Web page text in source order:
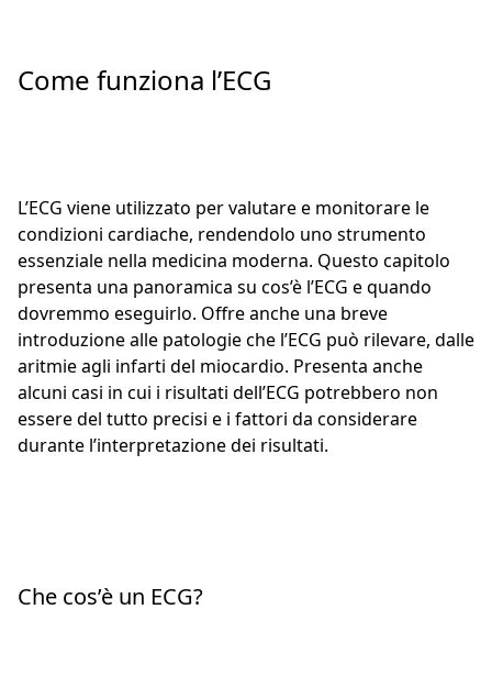
Come funziona l’ECG
L’ECG viene utilizzato per valutare e monitorare le
condizioni cardiache, rendendolo uno strumento
essenziale nella medicina moderna. Questo capitolo
presenta una panoramica su cos’è l’ECG e quando
dovremmo eseguirlo. Offre anche una breve
introduzione alle patologie che l’ECG può rilevare, dalle
aritmie agli infarti del miocardio. Presenta anche
alcuni casi in cui i risultati dell’ECG potrebbero non
essere del tutto precisi e i fattori da considerare
durante l’interpretazione dei risultati.
Che cos’è un ECG?